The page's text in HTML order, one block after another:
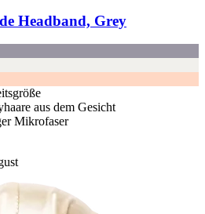
Headband, Grey
aus dem Gesicht
Mikrofaser